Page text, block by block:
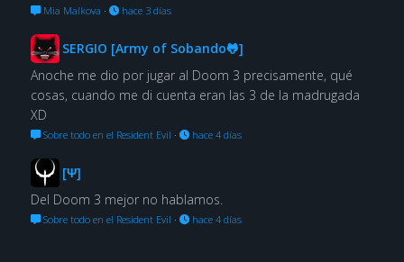
Mia Malkova · hace 3 días
SERGIO [Army of Sobando🐸]
Anoche me dio por jugar al Doom 3 precisamente, qué
cosas, cuando me di cuenta eran las 3 de la madrugada
XD
Sobre todo en el Resident Evil · hace 4 días
[Ψ]
Del Doom 3 mejor no hablamos.
Sobre todo en el Resident Evil · hace 4 días